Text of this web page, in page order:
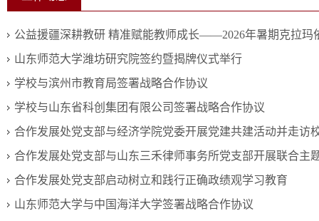
公益援疆深耕教研 精准赋能教师成长——2026年暑期克拉玛
山东师范大学潍坊研究院签约暨揭牌仪式举行
学校与滨州市教育局签署战略合作协议
学校与山东省科创集团有限公司签署战略合作协议
合作发展处党支部与经济学院党委开展党建共建活动并走访
合作发展处党支部与山东三禾律师事务所党支部开展联合主
合作发展处党支部启动树立和践行正确政绩观学习教育
山东师范大学与中国海洋大学签署战略合作协议